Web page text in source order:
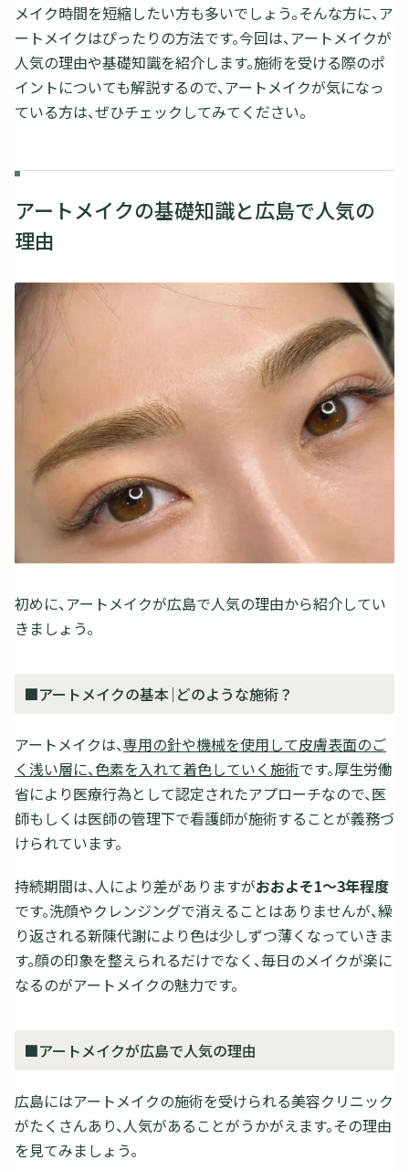
メイク時間を短縮したい方も多いでしょう。そんな方に、ア
ートメイクはぴったりの方法です。今回は、アートメイクが
人気の理由や基礎知識を紹介します。施術を受ける際のポ
イントについても解説するので、アートメイクが気になっ
ている方は、ぜひチェックしてみてください。
アートメイクの基礎知識と広島で人気の
理由
初めに、アートメイクが広島で人気の理由から紹介してい
きましょう。
■アートメイクの基本｜どのような施術？
アートメイクは、専用の針や機械を使用して皮膚表面のご
く浅い層に、色素を入れて着色していく施術です。厚生労働
省により医療行為として認定されたアプローチなので、医
師もしくは医師の管理下で看護師が施術することが義務づ
けられています。
持続期間は、人により差がありますがおおよそ1～3年程度
です。洗顔やクレンジングで消えることはありませんが、繰
り返される新陳代謝により色は少しずつ薄くなっていきま
す。顔の印象を整えられるだけでなく、毎日のメイクが楽に
なるのがアートメイクの魅力です。
■アートメイクが広島で人気の理由
広島にはアートメイクの施術を受けられる美容クリニック
がたくさんあり、人気があることがうかがえます。その理由
を見てみましょう。